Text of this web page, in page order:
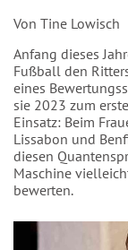
Von Tine Lowisch
Anfang dieses
Fußball den
eines
sie 2023 zum
Einsatz: Beim
Lissabon und
diesen
Maschine
bewerten.